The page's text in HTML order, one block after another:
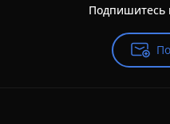
Подпишитесь